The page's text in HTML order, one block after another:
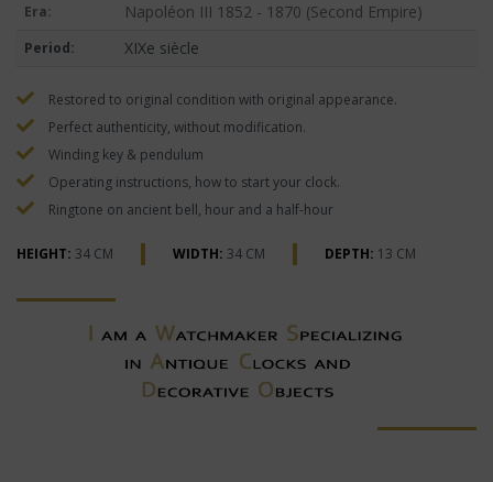
Era: Napoléon III 1852 - 1870 (Second Empire)
Period: XIXe siècle
Restored to original condition with original appearance.
Perfect authenticity, without modification.
Winding key & pendulum
Operating instructions, how to start your clock.
Ringtone on ancient bell, hour and a half-hour
HEIGHT: 34 CM WIDTH: 34 CM DEPTH: 13 CM